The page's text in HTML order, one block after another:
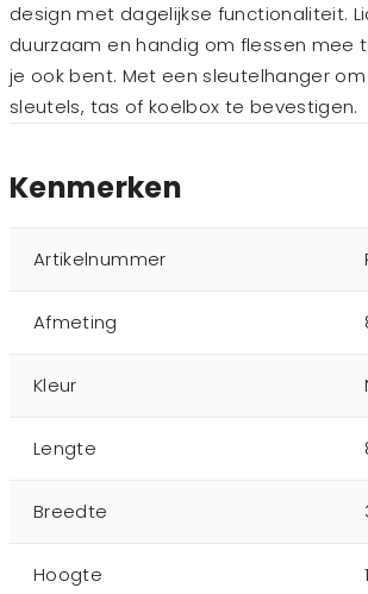
design met dagelijkse functionaliteit.
duurzaam en handig om flessen mee
je ook bent. Met een sleutelhanger
sleutels, tas of koelbox te bevestigen.
Kenmerken
Artikelnummer
Afmeting
Kleur
Lengte
Breedte
Hoogte